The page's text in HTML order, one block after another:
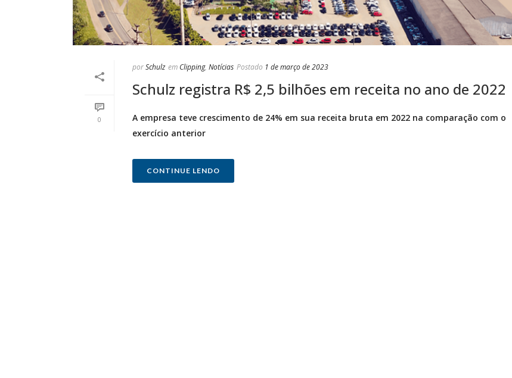
0
porSchulz em Clipping, Notícias Postado 1 de março de 2023
Schulz registra R$ 2,5 bilhões em receita no ano de 2022
A empresa teve crescimento de 24% em sua receita bruta em 2022 na comparação com o
exercício anterior
CONTINUE LENDO